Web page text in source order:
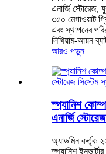
এনার্জি স্টোরেজ,
৩৫০ মেগাওয়াট
এবং স্থাপনের
লিথিয়াম-আয়ন
আরও পড়ুন
স্প্যানিশ
এনার্জি
অ্যাডমিন কর্তৃক
স্প্যানিশ